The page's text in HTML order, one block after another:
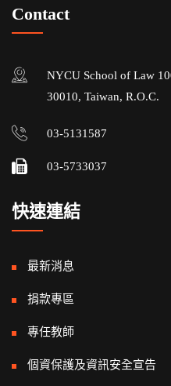
Contact
NYCU School of Law
30010, Taiwan, R.O.C.
03-5131587
03-5733037
快速連結
最新消息
捐款專區
專任教師
個資保護及資訊安全宣告